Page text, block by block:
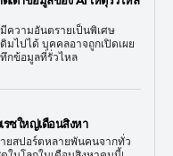
ความอันตรายเป็นพิเศษ
มไปได้ บุคคลอาจถูกเปิดเผย
กข้อมูลที่รั่วไหล
ซใหญ่เดือนสิงหา
ยสปอร์ตหลายพันคนจากทั่ว